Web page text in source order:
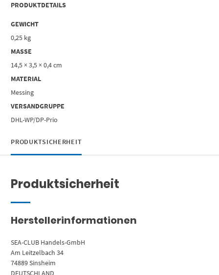
PRODUKTDETAILS
GEWICHT
0,25 kg
MASSE
14,5 × 3,5 × 0,4 cm
MATERIAL
Messing
VERSANDGRUPPE
DHL-WP/DP-Prio
PRODUKTSICHERHEIT
Produktsicherheit
Herstellerinformationen
SEA-CLUB Handels-GmbH
Am Leitzelbach 34
74889 Sinsheim
DEUTSCHLAND